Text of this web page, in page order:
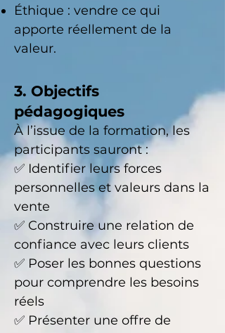
Éthique : vendre ce qui
apporte réellement de la
valeur.
3. Objectifs
pédagogiques
À l’issue de la formation, les
participants sauront :
✅ Identifier leurs forces
personnelles et valeurs dans la
vente
✅ Construire une relation de
confiance avec leurs clients
✅ Poser les bonnes questions
pour comprendre les besoins
réels
✅ Présenter une offre de